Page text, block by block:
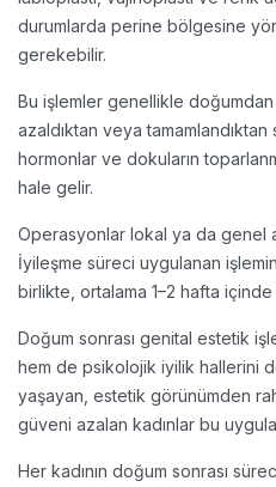
durumlarda perine bölgesine
gerekebilir.
Bu işlemler genellikle
azaldıktan veya tamamlandıktan
hormonlar ve dokuların
hale gelir.
Operasyonlar lokal ya da genel
İyileşme süreci uygulanan
birlikte, ortalama 1–2 hafta
Doğum sonrası genital estetik
hem de psikolojik iyilik hallerini
yaşayan, estetik görünümden
güveni azalan kadınlar bu
Her kadının doğum sonrası